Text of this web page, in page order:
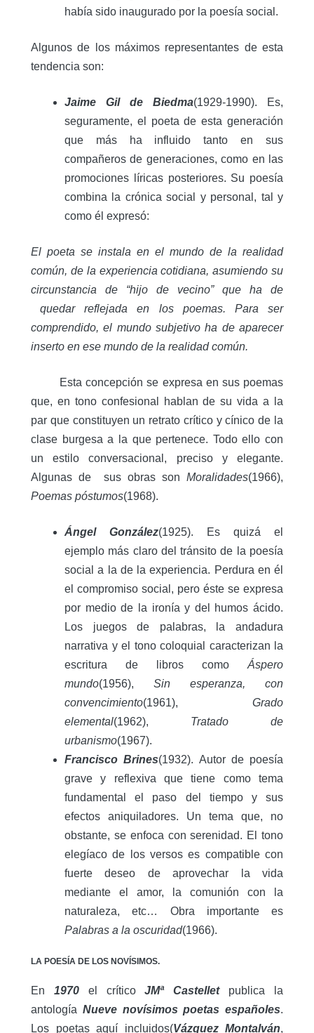
había sido inaugurado por la poesía social.
Algunos de los máximos representantes de esta
tendencia son:
Jaime Gil de Biedma(1929-1990). Es,
seguramente, el poeta de esta generación
que más ha influido tanto en sus
compañeros de generaciones, como en las
promociones líricas posteriores. Su poesía
combina la crónica social y personal, tal y
como él expresó:
El poeta se instala en el mundo de la realidad
común, de la experiencia cotidiana, asumiendo su
circunstancia de “hijo de vecino” que ha de
quedar reflejada en los poemas. Para ser
comprendido, el mundo subjetivo ha de aparecer
inserto en ese mundo de la realidad común.
Esta concepción se expresa en sus poemas
que, en tono confesional hablan de su vida a la
par que constituyen un retrato crítico y cínico de la
clase burgesa a la que pertenece. Todo ello con
un estilo conversacional, preciso y elegante.
Algunas de sus obras son Moralidades(1966),
Poemas póstumos(1968).
Ángel González(1925). Es quizá el
ejemplo más claro del tránsito de la poesía
social a la de la experiencia. Perdura en él
el compromiso social, pero éste se expresa
por medio de la ironía y del humos ácido.
Los juegos de palabras, la andadura
narrativa y el tono coloquial caracterizan la
escritura de libros como Áspero
mundo(1956), Sin esperanza, con
convencimiento(1961), Grado
elemental(1962), Tratado de
urbanismo(1967).
Francisco Brines(1932). Autor de poesía
grave y reflexiva que tiene como tema
fundamental el paso del tiempo y sus
efectos aniquiladores. Un tema que, no
obstante, se enfoca con serenidad. El tono
elegíaco de los versos es compatible con
fuerte deseo de aprovechar la vida
mediante el amor, la comunión con la
naturaleza, etc… Obra importante es
Palabras a la oscuridad(1966).
LA POESÍA DE LOS NOVÍSIMOS.
En 1970el críticoJMª Castelletpublica la
antología Nueve novísimos poetas españoles.
Los poetas aquí incluidos(Vázquez Montalván,